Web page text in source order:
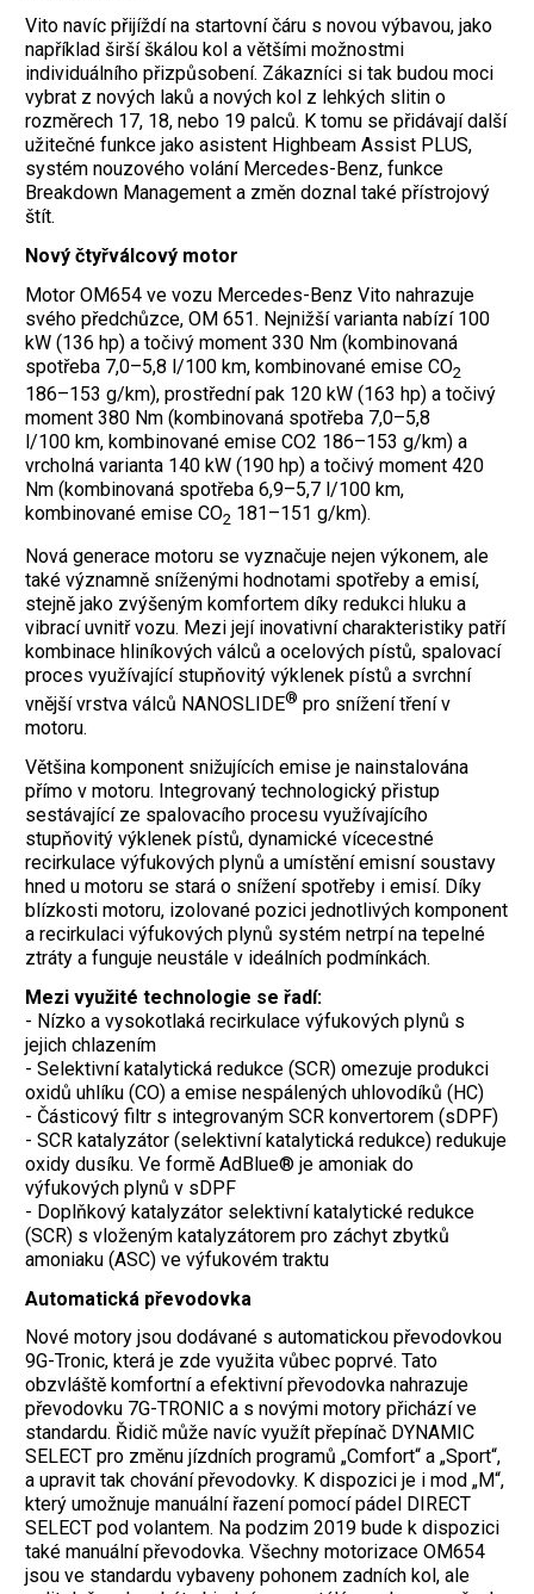
Vito navíc přijíždí na startovní čáru s novou výbavou, jako
například širší škálou kol a většími možnostmi
individuálního přizpůsobení. Zákazníci si tak budou moci
vybrat z nových laků a nových kol z lehkých slitin o
rozměrech 17, 18, nebo 19 palců. K tomu se přidávají další
užitečné funkce jako asistent Highbeam Assist PLUS,
systém nouzového volání Mercedes-Benz, funkce
Breakdown Management a změn doznal také přístrojový
štít.
Nový čtyřválcový motor
Motor OM654 ve vozu Mercedes-Benz Vito nahrazuje
svého předchůzce, OM 651. Nejnižší varianta nabízí 100
kW (136 hp) a točivý moment 330 Nm (kombinovaná
spotřeba 7,0–5,8 l/100 km, kombinované emise CO2
186–153 g/km), prostřední pak 120 kW (163 hp) a točivý
moment 380 Nm (kombinovaná spotřeba 7,0–5,8
l/100 km, kombinované emise CO2 186–153 g/km) a
vrcholná varianta 140 kW (190 hp) a točivý moment 420
Nm (kombinovaná spotřeba 6,9–5,7 l/100 km,
kombinované emise CO2 181–151 g/km).
Nová generace motoru se vyznačuje nejen výkonem, ale
také významně sníženými hodnotami spotřeby a emisí,
stejně jako zvýšeným komfortem díky redukci hluku a
vibrací uvnitř vozu. Mezi její inovativní charakteristiky patří
kombinace hliníkových válců a ocelových pístů, spalovací
proces využívající stupňovitý výklenek pístů a svrchní
vnější vrstva válců NANOSLIDE® pro snížení tření v
motoru.
Většina komponent snižujících emise je nainstalována
přímo v motoru. Integrovaný technologický přistup
sestávající ze spalovacího procesu využívajícího
stupňovitý výklenek pístů, dynamické vícecestné
recirkulace výfukových plynů a umístění emisní soustavy
hned u motoru se stará o snížení spotřeby i emisí. Díky
blízkosti motoru, izolované pozici jednotlivých komponent
a recirkulaci výfukových plynů systém netrpí na tepelné
ztráty a funguje neustále v ideálních podmínkách.
Mezi využité technologie se řadí:
- Nízko a vysokotlaká recirkulace výfukových plynů s
jejich chlazením
- Selektivní katalytická redukce (SCR) omezuje produkci
oxidů uhlíku (CO) a emise nespálených uhlovodíků (HC)
- Částicový filtr s integrovaným SCR konvertorem (sDPF)
- SCR katalyzátor (selektivní katalytická redukce) redukuje
oxidy dusíku. Ve formě AdBlue® je amoniak do
výfukových plynů v sDPF
- Doplňkový katalyzátor selektivní katalytické redukce
(SCR) s vloženým katalyzátorem pro záchyt zbytků
amoniaku (ASC) ve výfukovém traktu
Automatická převodovka
Nové motory jsou dodávané s automatickou převodovkou
9G-Tronic, která je zde využita vůbec poprvé. Tato
obzvláště komfortní a efektivní převodovka nahrazuje
převodovku 7G-TRONIC a s novými motory přichází ve
standardu. Řidič může navíc využít přepínač DYNAMIC
SELECT pro změnu jízdních programů „Comfort“ a „Sport“,
a upravit tak chování převodovky. K dispozici je i mod „M“,
který umožnuje manuální řazení pomocí pádel DIRECT
SELECT pod volantem. Na podzim 2019 bude k dispozici
také manuální převodovka. Všechny motorizace OM654
jsou ve standardu vybaveny pohonem zadních kol, ale